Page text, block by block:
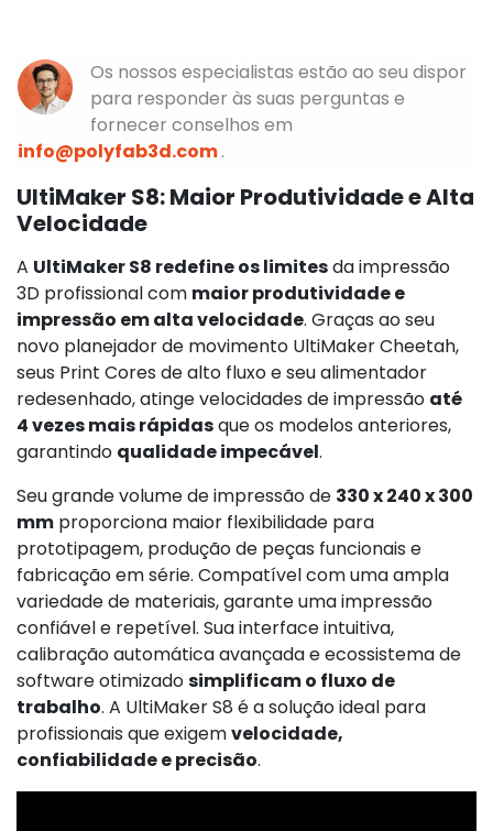
Os nossos especialistas estão ao seu dispor
para responder às suas perguntas e
fornecer conselhos em
info@polyfab3d.com.
UltiMaker S8: Maior Produtividade e Alta
Velocidade
A UltiMaker S8 redefine os limitesda impressão
3D profissional com maior produtividade e
impressão em alta velocidade. Graças ao seu
novo planejador de movimento UltiMaker Cheetah,
seus Print Cores de alto fluxo e seu alimentador
redesenhado, atinge velocidades de impressão até
4 vezes mais rápidasque os modelos anteriores,
garantindo qualidade impecável.
Seu grande volume de impressão de 330 x 240 x 300
mm proporciona maior flexibilidade para
prototipagem, produção de peças funcionais e
fabricação em série. Compatível com uma ampla
variedade de materiais, garante uma impressão
confiável e repetível. Sua interface intuitiva,
calibração automática avançada e ecossistema de
software otimizadosimplificam o fluxo de
trabalho. A UltiMaker S8 é a solução ideal para
profissionais que exigemvelocidade,
confiabilidade e precisão.